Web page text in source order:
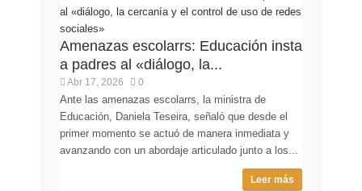
Amenazas escolarrs: Educación insta
a padres al «diálogo, la...
Abr 17, 2026 0
Ante las amenazas escolarrs, la ministra de
Educación, Daniela Teseira, señaló que desde el
primer momento se actuó de manera inmediata y
avanzando con un abordaje articulado junto a los...
Leer más